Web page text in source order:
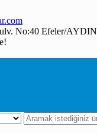
No:40 Efeler/AYDIN